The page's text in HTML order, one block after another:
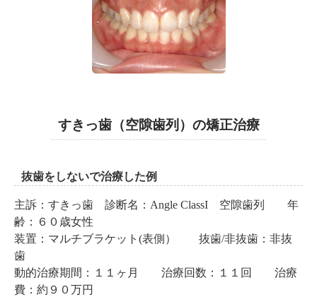
すきっ歯（空隙歯列）の矯正治療
抜歯をしないで治療した例
主訴：すきっ歯 診断名：Angle ClassI 空隙歯列 年
齢：６０歳女性
装置：マルチブラケット(表側） 抜歯/非抜歯：非抜
歯
動的治療期間：１１ヶ月 治療回数：１１回 治療
費：約９０万円